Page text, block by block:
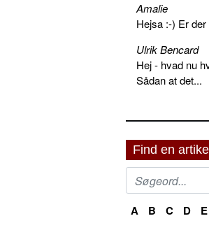
Amalie
Hejsa :-) Er
Ulrik Bencard
Hej - hvad nu
Sådan at det...
Find en artikel
A B C D E